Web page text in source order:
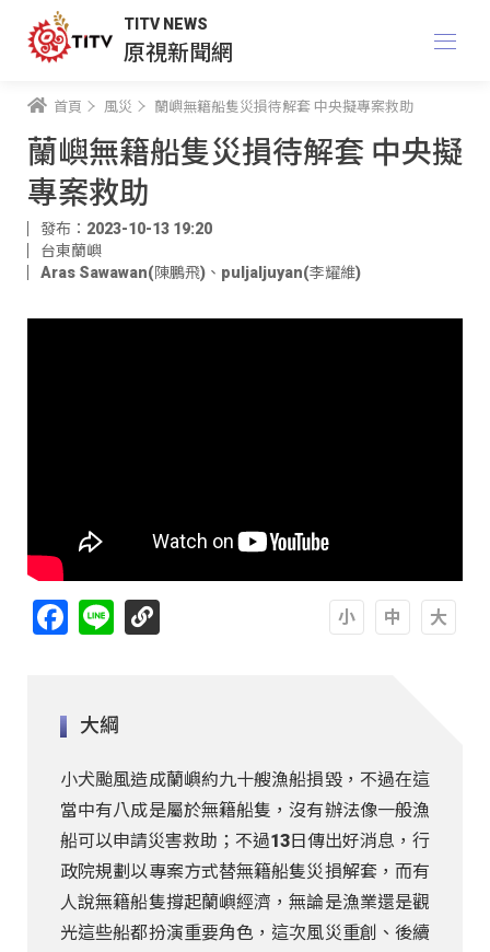
TITV NEWS
原視新聞網
首頁 風災 蘭嶼無籍船隻災損待解套 中央擬專案救助
蘭嶼無籍船隻災損待解套 中央擬
專案救助
發布：2023-10-13 19:20
台東蘭嶼
Aras Sawawan(陳鵬飛) 、 puljaljuyan(李耀維)
Facebook
Line
大綱
小犬颱風造成蘭嶼約九十艘漁船損毀，不過在這
當中有八成是屬於無籍船隻，沒有辦法像一般漁
船可以申請災害救助；不過13日傳出好消息，行
政院規劃以專案方式替無籍船隻災損解套，而有
人說無籍船隻撐起蘭嶼經濟，無論是漁業還是觀
光這些船都扮演重要角色，這次風災重創、後續